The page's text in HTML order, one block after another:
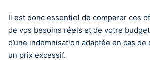
Il est donc essentiel de comparer ces
de vos besoins réels et de votre
d’une indemnisation adaptée en cas
un prix excessif.